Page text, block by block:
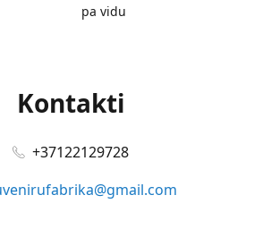
pa vidu
Kontakti
+37122129728